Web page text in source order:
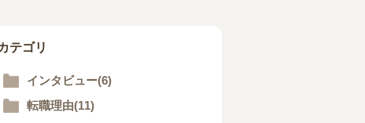
テゴリ
インタビュー(6)
転職理由(11)